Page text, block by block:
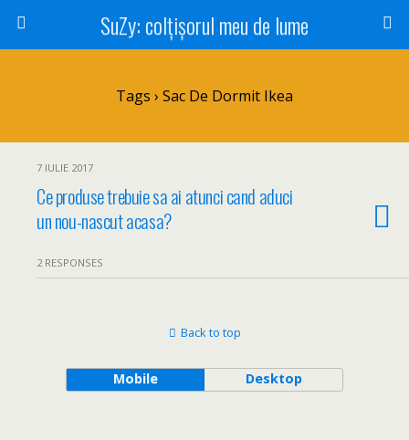
SuZy: colţişorul meu de lume
Tags › Sac De Dormit Ikea
7 IULIE 2017
Ce produse trebuie sa ai atunci cand aduci
un nou-nascut acasa?
2 RESPONSES
Back to top
Mobile Desktop